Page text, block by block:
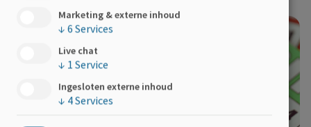
Marketing & externe inhoud
↓ 6 Services
Live chat
↓ 1 Service
Ingesloten externe inhoud
↓ 4Services